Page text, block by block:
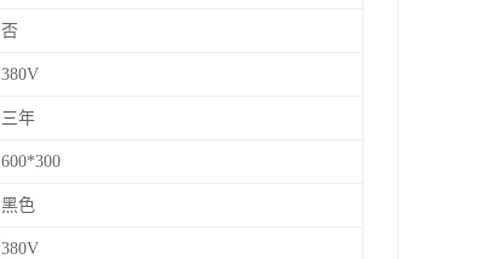
否
380V
三年
600*300
黑色
380V